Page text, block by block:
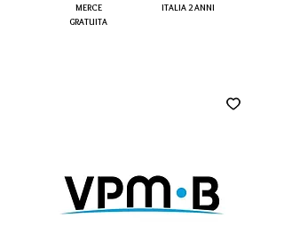
MERCE
GRATUITA
ITALIA 2 ANNI